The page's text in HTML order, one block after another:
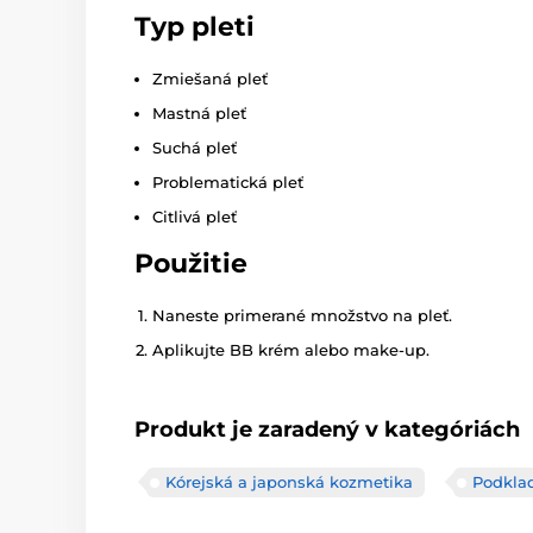
Typ pleti
Zmiešaná pleť
Mastná pleť
Suchá pleť
Problematická pleť
Citlivá pleť
Použitie
Naneste primerané množstvo na pleť.
Aplikujte BB krém alebo make-up.
Produkt je zaradený v kategóriách
Kórejská a japonská kozmetika